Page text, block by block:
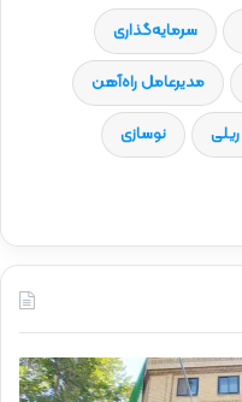
سرمایه‌گذاری
مدیرعامل راه‌آهن
نوسازی